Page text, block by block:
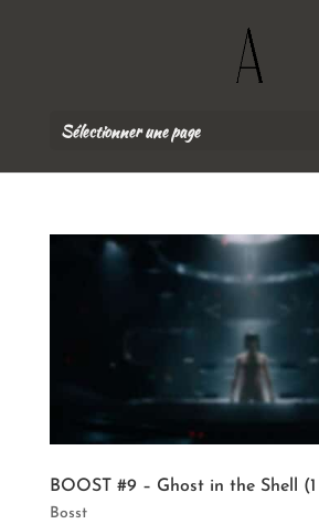
Sélectionner une page
BOOST #9 – Ghost in the Shell
Bosst